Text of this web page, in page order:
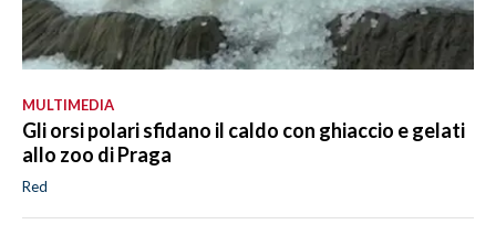
MULTIMEDIA
Gli orsi polari sfidano il caldo con ghiaccio e gelati
allo zoo di Praga
Red